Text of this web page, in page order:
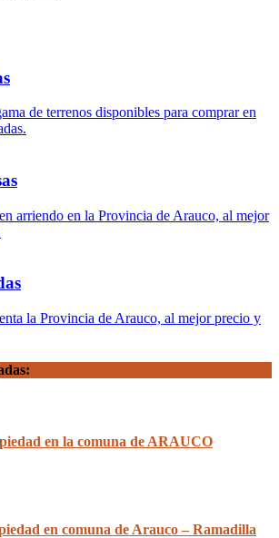
de terrenos disponibles para comprar en
arriendo en la Provincia de Arauco, al mejor
la Provincia de Arauco, al mejor precio y
en la comuna de ARAUCO
en comuna de Arauco – Ramadilla